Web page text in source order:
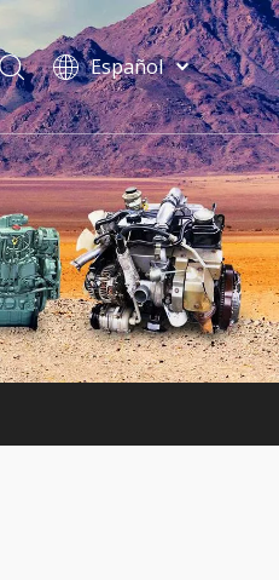
Español
فارسی
Bahasa
indonesia
Türk dili
ไทย
Italiano
Deutsch
Português
Pусский
English